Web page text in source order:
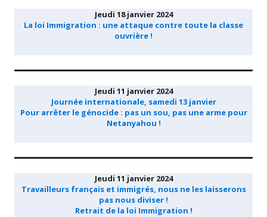
Jeudi 18 janvier 2024
La loi Immigration : une attaque contre toute la classe
ouvrière !
Jeudi 11 janvier 2024
Journée internationale, samedi 13 janvier
Pour arrêter le génocide : pas un sou, pas une arme pour
Netanyahou !
Jeudi 11 janvier 2024
Travailleurs français et immigrés, nous ne les laisserons
pas nous diviser !
Retrait de la loi Immigration !